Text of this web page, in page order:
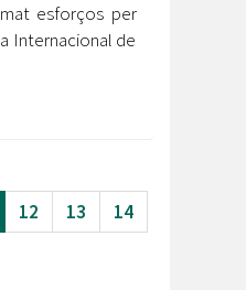
esforços per
Internacional de
12 13
14